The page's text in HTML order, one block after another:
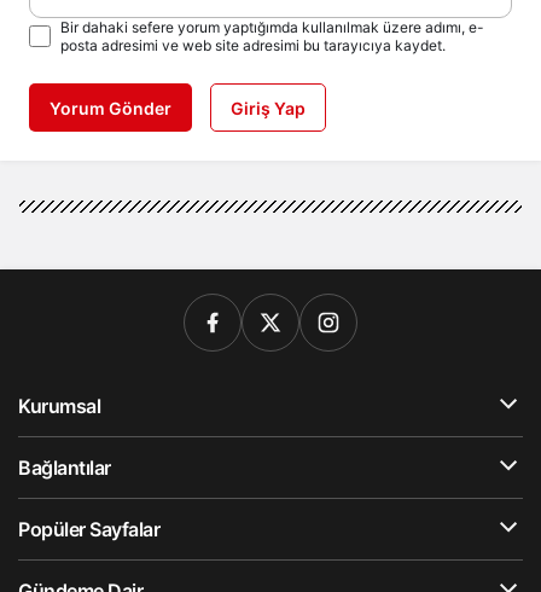
Bir dahaki sefere yorum yaptığımda kullanılmak üzere adımı, e-
posta adresimi ve web site adresimi bu tarayıcıya kaydet.
Yorum Gönder Giriş Yap
Kurumsal
Bağlantılar
Popüler Sayfalar